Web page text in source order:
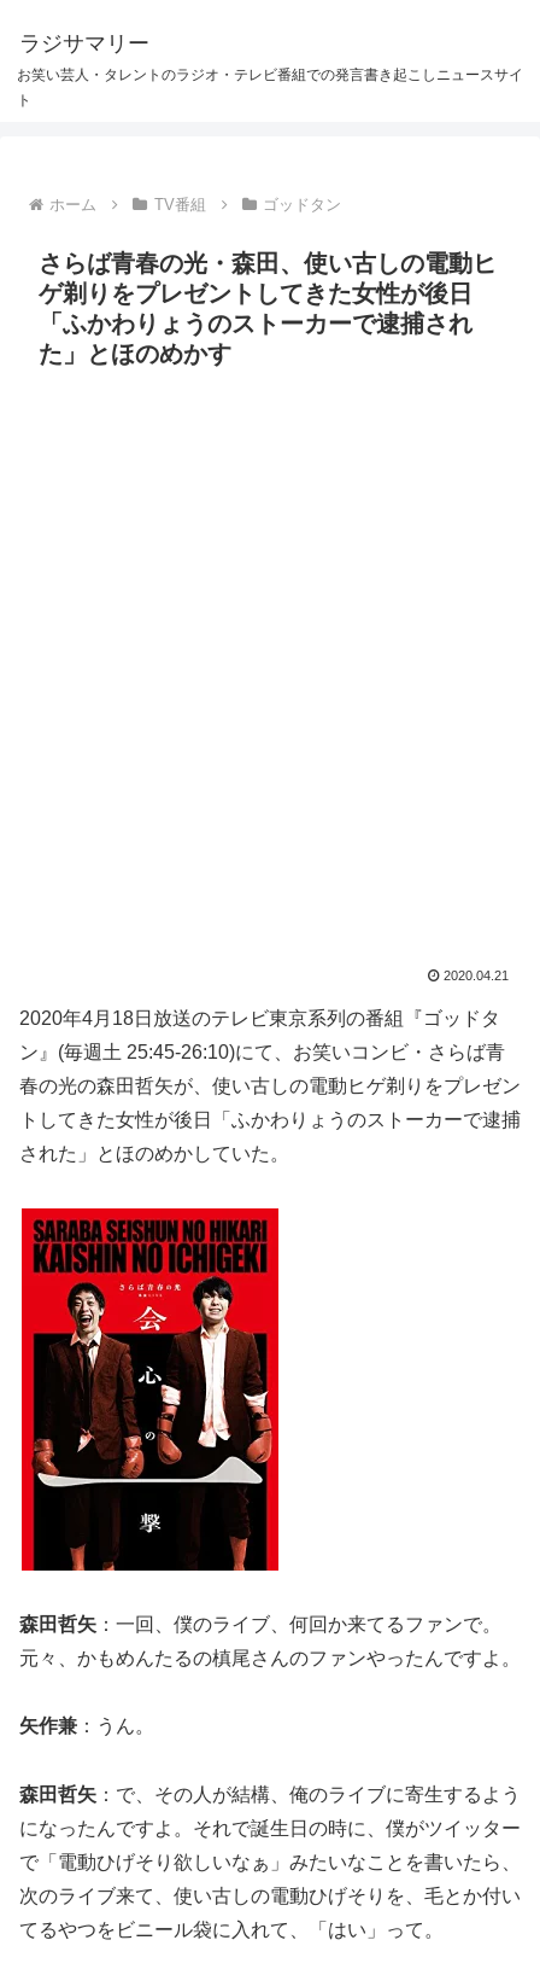
ラジサマリー
お笑い芸人・タレントのラジオ・テレビ番組での発言書き起こしニュースサイ
ト
ホーム TV番組 ゴッドタン
さらば青春の光・森田、使い古しの電動ヒ
ゲ剃りをプレゼントしてきた女性が後日
「ふかわりょうのストーカーで逮捕され
た」とほのめかす
2020.04.21
2020年4月18日放送のテレビ東京系列の番組『ゴッドタ
ン』(毎週土 25:45-26:10)にて、お笑いコンビ・さらば青
春の光の森田哲矢が、使い古しの電動ヒゲ剃りをプレゼン
トしてきた女性が後日「ふかわりょうのストーカーで逮捕
された」とほのめかしていた。
森田哲矢 ：一回、僕のライブ、何回か来てるファンで。
元々、かもめんたるの槙尾さんのファンやったんですよ。
矢作兼 ：うん。
森田哲矢 ：で、その人が結構、俺のライブに寄生するよう
になったんですよ。それで誕生日の時に、僕がツイッター
で「電動ひげそり欲しいなぁ」みたいなことを書いたら、
次のライブ来て、使い古しの電動ひげそりを、毛とか付い
てるやつをビニール袋に入れて、「はい」って。